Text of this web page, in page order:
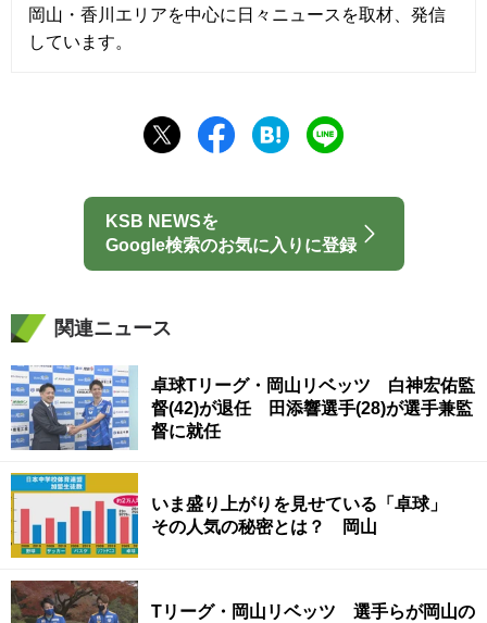
岡山・香川エリアを中心に日々ニュースを取材、発信
しています。
KSB NEWSを
Google検索のお気に入りに登録
関連ニュース
卓球Tリーグ・岡山リベッツ 白神宏佑監
督(42)が退任 田添響選手(28)が選手兼監
督に就任
いま盛り上がりを見せている「卓球」
その人気の秘密とは？ 岡山
Tリーグ・岡山リベッツ 選手らが岡山の